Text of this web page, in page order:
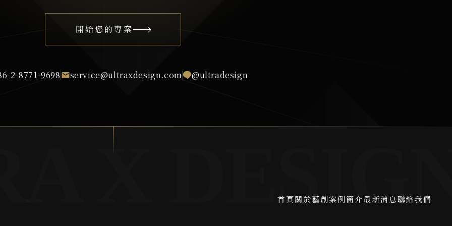
開始您的專案
2-8771-9698 service@ultraxdesign.com @ultradesign
首頁關於藝創案例簡介最新消息聯絡我們